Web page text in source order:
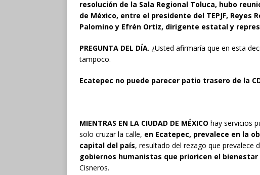
resolución de la Sala Regional Toluca, hubo
de México, entre el presidente del TEPJF, Reyes
Palomino y Efrén Ortiz, dirigente estatal y
PREGUNTA DEL DÍA. ¿Usted afirmaría que en esta
tampoco.
Ecatepec no puede parecer patio trasero de la
MIENTRAS EN LA CIUDAD DE MÉXICO hay servicios
solo cruzar la calle, en Ecatepec, prevalece en la
capital del país, resultado del rezago que prevalece
gobiernos humanistas que prioricen el
Cisneros.